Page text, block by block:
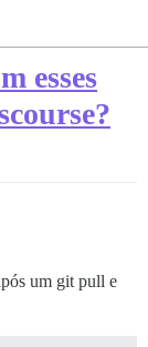
esses
um git pull e